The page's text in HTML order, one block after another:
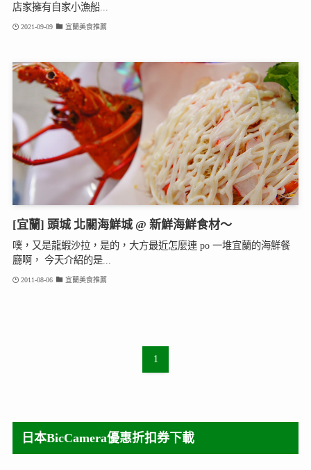
店家擁有自家小漁船...
2021-09-09 宜蘭美食推薦
[宜蘭] 頭城 北關海鮮城 @ 新鮮海鮮食材～
噗，又是龍蝦沙拉，是的，大方最近怎麼連 po 一堆宜蘭的海鮮餐
廳啊， 今天介紹的是...
2011-08-06 宜蘭美食推薦
1
日本BicCamera優惠折扣券下載